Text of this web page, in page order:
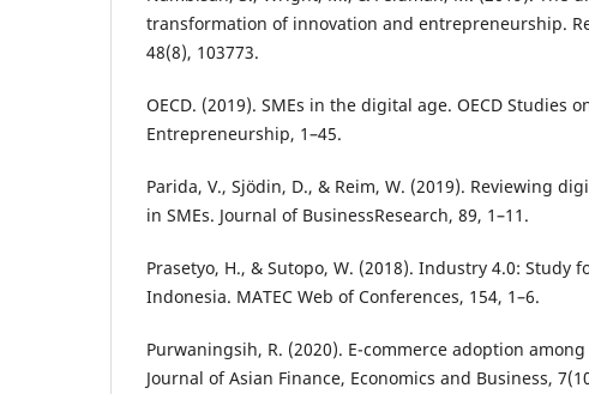
transformation of innovation and entrepreneurship.
48(8), 103773.
OECD. (2019). SMEs in the digital age. OECD Studies
Entrepreneurship, 1–45.
Parida, V., Sjödin, D., & Reim, W. (2019). Reviewing
in SMEs. Journal of BusinessResearch, 89, 1–11.
Prasetyo, H., & Sutopo, W. (2018). Industry 4.0: Study
Indonesia. MATEC Web of Conferences, 154, 1–6.
Purwaningsih, R. (2020). E-commerce adoption
Journal of Asian Finance, Economics and Business,